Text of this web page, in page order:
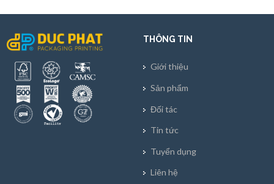
THÔNG TIN
Giới thiệu
Sản phẩm
Đối tác
Tin tức
Tuyển dụng
Liên hệ